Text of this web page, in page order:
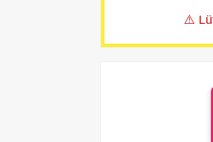
⚠️